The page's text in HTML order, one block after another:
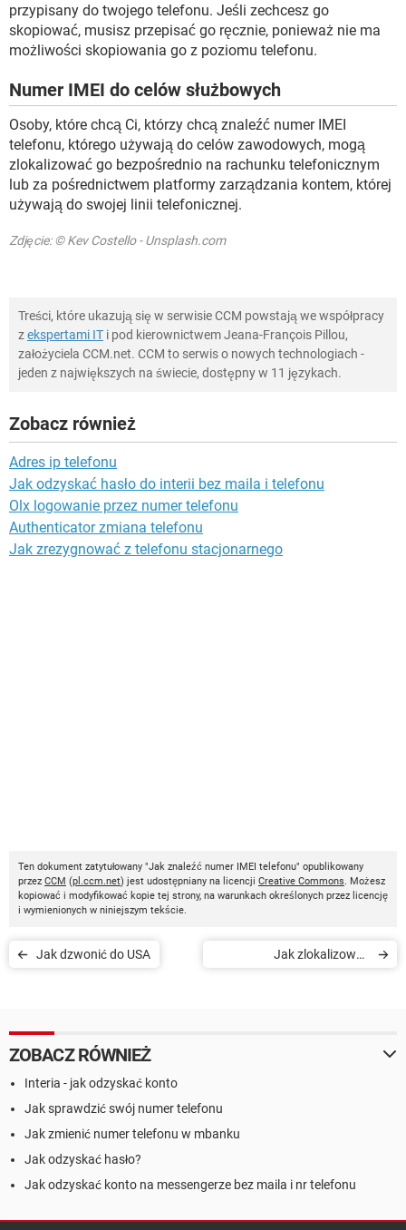
przypisany do twojego telefonu. Jeśli zechcesz go
skopiować, musisz przepisać go ręcznie, ponieważ nie ma
możliwości skopiowania go z poziomu telefonu.
Numer IMEI do celów służbowych
Osoby, które chcą Ci, którzy chcą znaleźć numer IMEI
telefonu, którego używają do celów zawodowych, mogą
zlokalizować go bezpośrednio na rachunku telefonicznym
lub za pośrednictwem platformy zarządzania kontem, której
używają do swojej linii telefonicznej.
Zdjęcie: © Kev Costello - Unsplash.com
Treści, które ukazują się w serwisie CCM powstają we współpracy
zekspertami IT i pod kierownictwem Jeana-François Pillou,
założyciela CCM.net. CCM to serwis o nowych technologiach -
jeden z największych na świecie, dostępny w 11 językach.
Zobacz również
Adres ip telefonu
Jak odzyskać hasło do interii bez maila i telefonu
Olx logowanie przez numer telefonu
Authenticator zmiana telefonu
Jak zrezygnować z telefonu stacjonarnego
Ten dokument zatytułowany "Jak znaleźć numer IMEI telefonu" opublikowany
przez CCM (pl.ccm.net) jest udostępniany na licencji Creative Commons. Możesz
kopiować i modyfikować kopie tej strony, na warunkach określonych przez licencję
i wymienionych w niniejszym tekście.
Jak dzwonić do USA
Jak zlokalizować
ZOBACZ RÓWNIEŻ
Interia - jak odzyskać konto
Jak sprawdzić swój numer telefonu
Jak zmienić numer telefonu w mbanku
Jak odzyskać hasło?
Jak odzyskać konto na messengerze bez maila i nr telefonu